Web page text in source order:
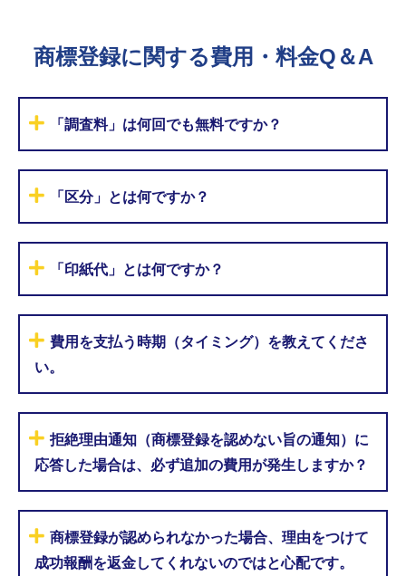
商標登録に関する費用・料金Q＆A
「調査料」は何回でも無料ですか？
「区分」とは何ですか？
「印紙代」とは何ですか？
費用を支払う時期（タイミング）を教えてくださ
い。
拒絶理由通知（商標登録を認めない旨の通知）に
応答した場合は、必ず追加の費用が発生しますか？
商標登録が認められなかった場合、理由をつけて
成功報酬を返金してくれないのではと心配です。